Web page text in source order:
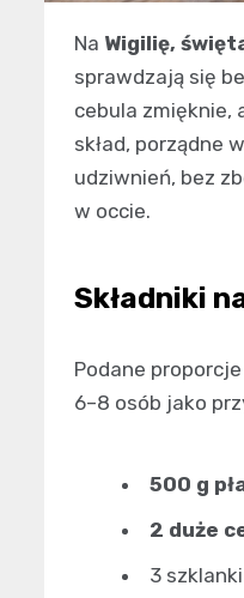
Na Wigilię,
sprawdzają się
cebula zmięknie,
skład, porządne
udziwnień, bez
w occie.
Składniki
Podane
6–8 osób jako
500 g
2 duże
3